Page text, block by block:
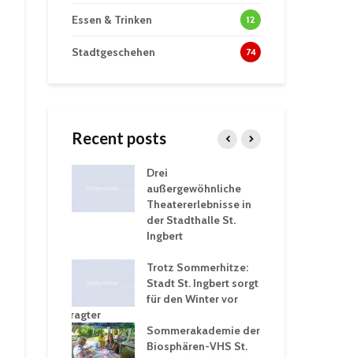
Essen & Trinken 12
Stadtgeschehen 74
Recent posts
–
Drei
außergewöhnliche
Theatererlebnisse in
der Stadthalle St.
Ingbert
Trotz Sommerhitze:
Stadt St. Ingbert sorgt
für den Winter vor
Sommerakademie der
Biosphären-VHS St.